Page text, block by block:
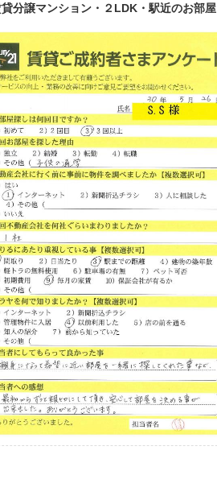
分譲マンション・２LDK・駅近のお部屋